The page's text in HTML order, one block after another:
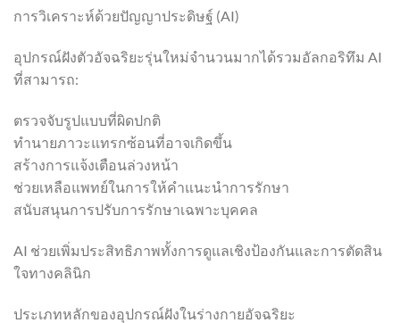
การวิเคราะห์ด้วยปัญญาประดิษฐ์ (AI)
อุปกรณ์ฝังตัวอัจฉริยะรุ่นใหม่จำนวนมากได้รวมอัลกอริทึม AI
ที่สามารถ:
ตรวจจับรูปแบบที่ผิดปกติ
ทำนายภาวะแทรกซ้อนที่อาจเกิดขึ้น
สร้างการแจ้งเตือนล่วงหน้า
ช่วยเหลือแพทย์ในการให้คำแนะนำการรักษา
สนับสนุนการปรับการรักษาเฉพาะบุคคล
AI ช่วยเพิ่มประสิทธิภาพทั้งการดูแลเชิงป้องกันและการตัดสิน
ใจทางคลินิก
ประเภทหลักของอุปกรณ์ฝังในร่างกายอัจฉริยะ